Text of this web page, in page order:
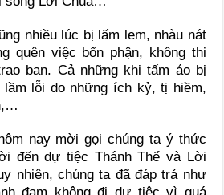
nhiều lúc bị lấm lem, nhàu nát
quên việc bổn phận, không thi
ban. Cả những khi tấm áo bị
lỗi do những ích kỷ, tị hiềm,
nay mời gọi chúng ta ý thức
đến dự tiệc Thánh Thể và Lời
nhiên, chúng ta đã đáp trả như
đạm không đi dự tiệc vì quá